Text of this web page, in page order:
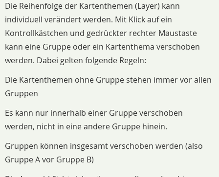
Die Reihenfolge der Kartenthemen (Layer) kann
individuell verändert werden. Mit Klick auf ein
Kontrollkästchen und gedrückter rechter Maustaste
kann eine Gruppe oder ein Kartenthema verschoben
werden. Dabei gelten folgende Regeln:
Die Kartenthemen ohne Gruppe stehen immer vor allen
Gruppen
Es kann nur innerhalb einer Gruppe verschoben
werden, nicht in eine andere Gruppe hinein.
Gruppen können insgesamt verschoben werden (also
Gruppe A vor Gruppe B)